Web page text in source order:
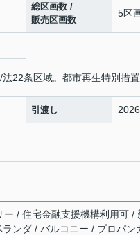
総区画数 /
販売区画数
5区
22条区域。都市再生特別措置
引渡し
/ 住宅金融支援機構利用可
ンダ / バルコニー / プロパ